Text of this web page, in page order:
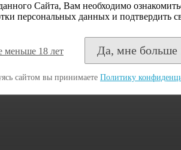
Сайта, Вам необходимо
персональных данных и подтвердить
меньше 18 лет Да, мне больше
сайтом вы принимаете Политику